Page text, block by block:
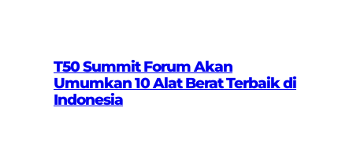
T50 Summit Forum Akan
Umumkan 10 Alat Berat Terbaik di
Indonesia